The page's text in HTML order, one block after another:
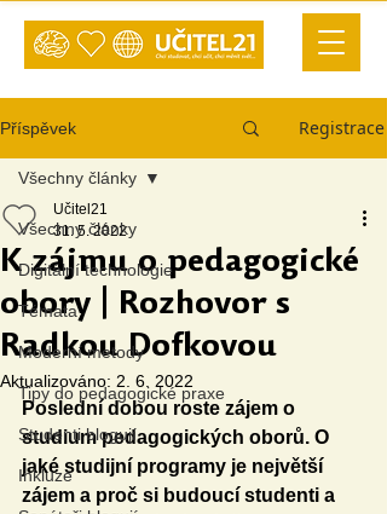
Příspěvek Registrace
Všechny články
Digitální technologie
Témata
Moderní metody
Tipy do pedagogické praxe
Studenti blogují
Inkluze
Všechny články
K zájmu o pedagogické
obory | Rozhovor s
Radkou Dofkovou
Učitel21
31. 5. 2022
Aktualizováno: 2. 6. 2022
Poslední dobou roste zájem o
studium pedagogických oborů. O
jaké studijní programy je největší
zájem a proč si budoucí studenti a